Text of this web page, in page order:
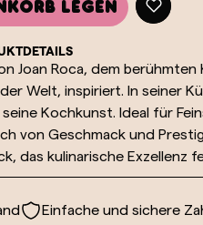
legen
Joan Roca, dem
Welt, inspiriert. In seiner
Kochkunst. Ideal für
von Geschmack und
das kulinarische Exzellenz
Einfache und sichere